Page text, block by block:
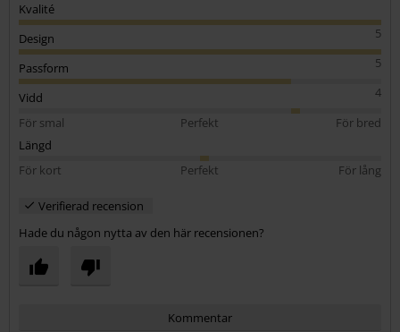
Kvalité
5
Design
5
Passform
4
Vidd
För smal
Perfekt
För bred
Längd
För kort
Perfekt För lång
Verifierad recension
Hade du någon nytta av den här recensionen?
Kommentar